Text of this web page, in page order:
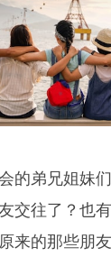
的弟兄姐妹
交往了？也
来的那些朋